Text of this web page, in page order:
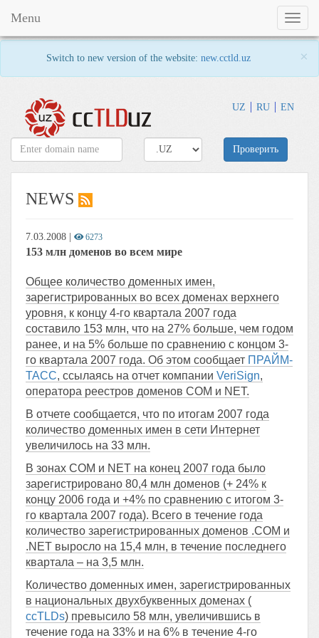
Switch to new version of the website: new.cctld.uz ×
UZ RU EN
Toggle
Menu
Проверить
NEWS
7.03.2008 6273
153 млн доменов во всем мире
Общее количество доменных имен,
зарегистрированных во всех доменах верхнего
уровня, к концу 4-го квартала 2007 года
составило 153 млн, что на 27% больше, чем годом
ранее, и на 5% больше по сравнению с концом 3-
го квартала 2007 года. Об этом сообщает ПРАЙМ-
ТАСС, ссылаясь на отчет компании VeriSign,
оператора реестров доменов COM и NET.
В отчете сообщается, что по итогам 2007 года
количество доменных имен в сети Интернет
увеличилось на 33 млн.
В зонах COM и NET на конец 2007 года было
зарегистрировано 80,4 млн доменов (+ 24% к
концу 2006 года и +4% по сравнению с итогом 3-
го квартала 2007 года). Всего в течение года
количество зарегистрированных доменов .COM и
.NET выросло на 15,4 млн, в течение последнего
квартала – на 3,5 млн.
Количество доменных имен, зарегистрированных
в национальных двухбуквенных доменах (
ccTLDs) превысило 58 млн, увеличившись в
течение года на 33% и на 6% в течение 4-го